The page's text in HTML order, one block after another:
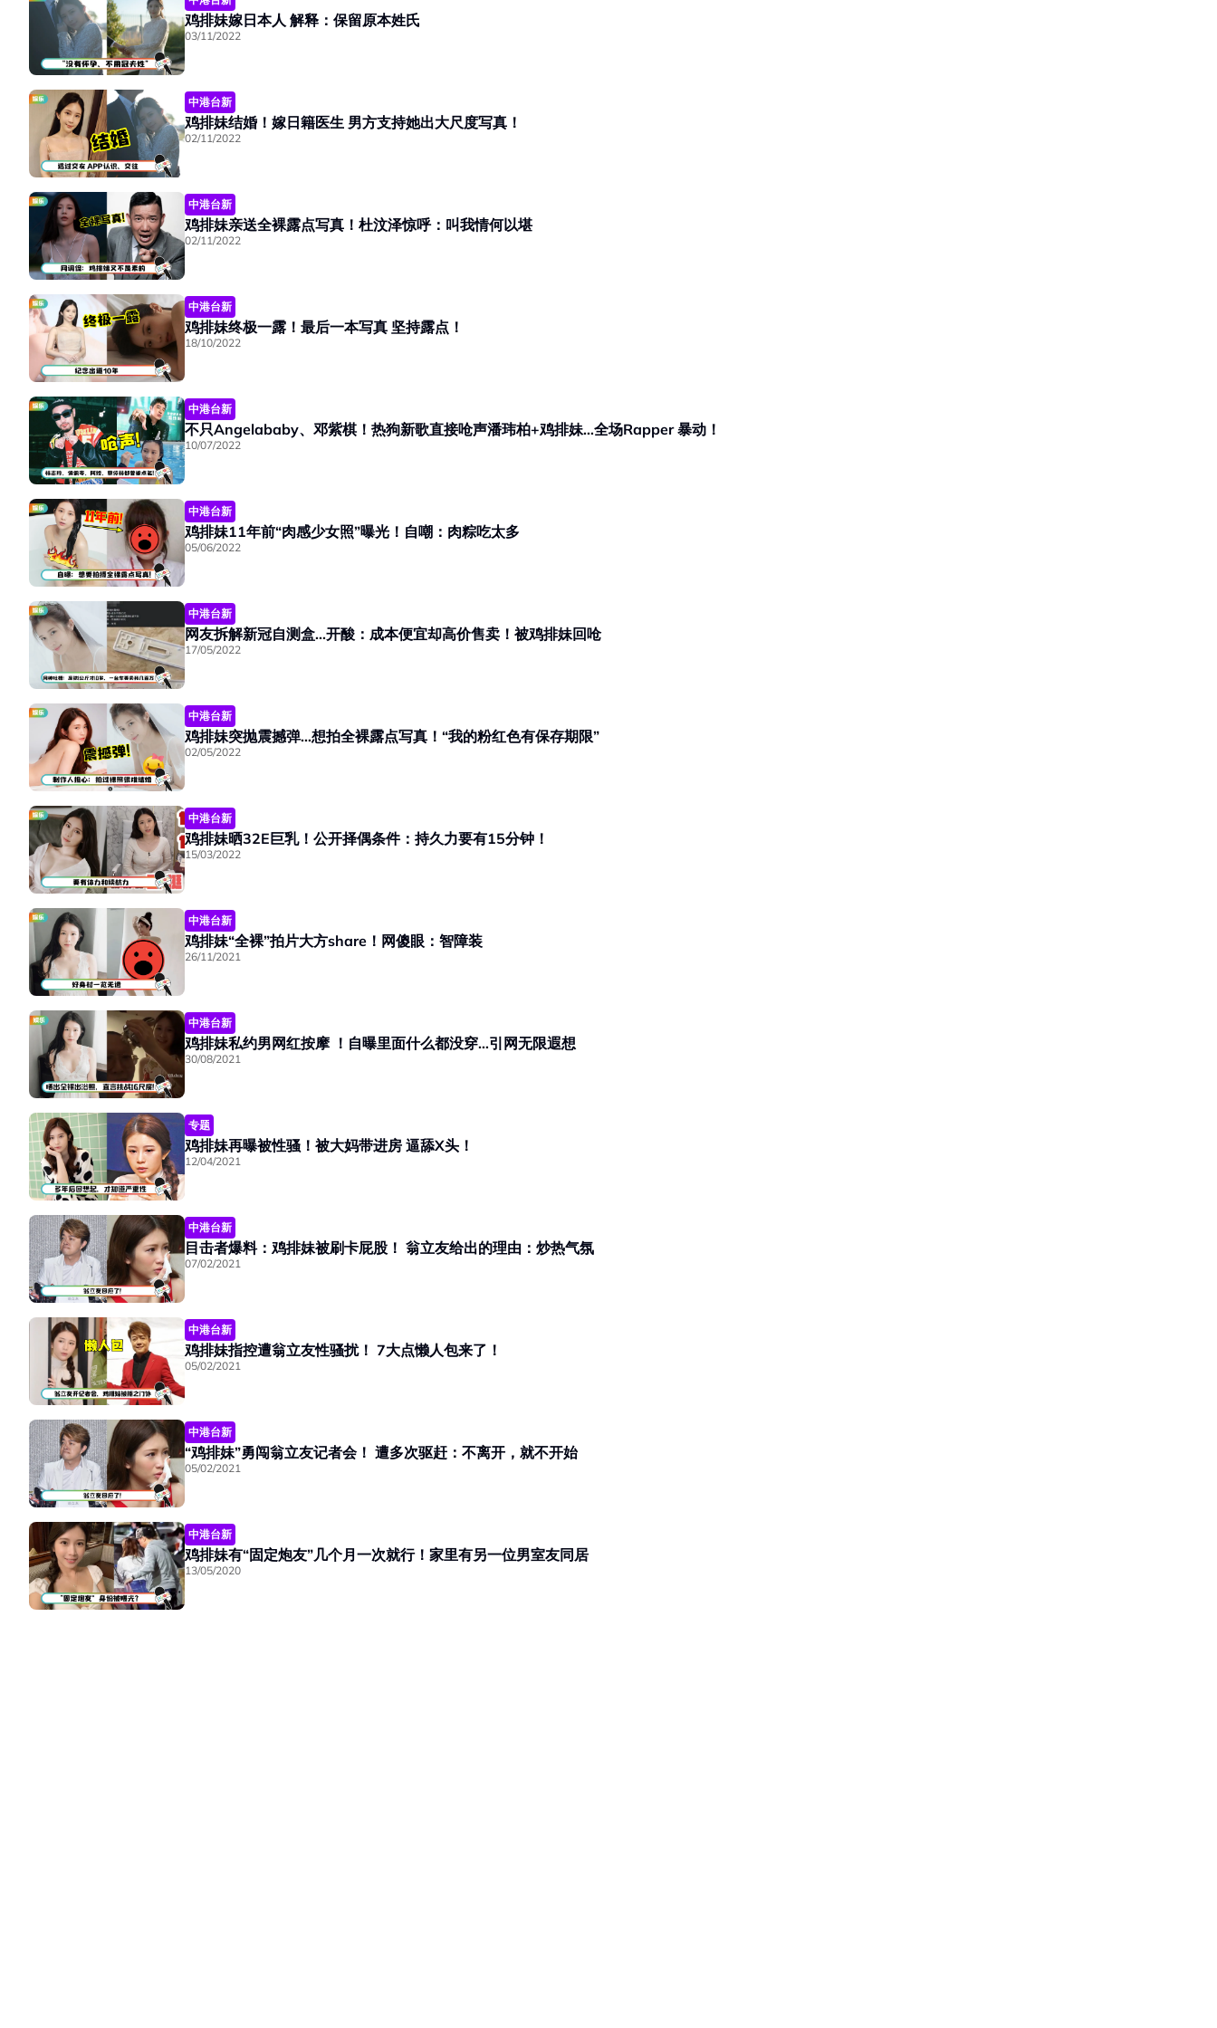
鸡排妹嫁日本人 解释：保留原本姓氏
03/11/2022
中港台新
鸡排妹结婚！嫁日籍医生 男方支持她出大尺度写真！
02/11/2022
中港台新
鸡排妹亲送全裸露点写真！杜汶泽惊呼：叫我情何以堪
02/11/2022
中港台新
鸡排妹终极一露！最后一本写真 坚持露点！
18/10/2022
中港台新
不只Angelababy、邓紫棋！热狗新歌直接呛声潘玮柏+鸡排妹…全场Rapper 暴动！
10/07/2022
中港台新
鸡排妹11年前“肉感少女照”曝光！自嘲：肉粽吃太多
05/06/2022
中港台新
网友拆解新冠自测盒...开酸：成本便宜却高价售卖！被鸡排妹回呛
17/05/2022
中港台新
鸡排妹突抛震撼弹…想拍全裸露点写真！“我的粉红色有保存期限”
02/05/2022
中港台新
鸡排妹晒32E巨乳！公开择偶条件：持久力要有15分钟！
15/03/2022
中港台新
鸡排妹“全裸”拍片大方share！网傻眼：智障装
26/11/2021
中港台新
鸡排妹私约男网红按摩 ！自曝里面什么都没穿…引网无限遐想
30/08/2021
专题
鸡排妹再曝被性骚！被大妈带进房 逼舔X头！
12/04/2021
中港台新
目击者爆料：鸡排妹被刷卡屁股！ 翁立友给出的理由：炒热气氛
07/02/2021
中港台新
鸡排妹指控遭翁立友性骚扰！ 7大点懒人包来了！
05/02/2021
中港台新
“鸡排妹”勇闯翁立友记者会！ 遭多次驱赶：不离开，就不开始
05/02/2021
中港台新
鸡排妹有“固定炮友”几个月一次就行！家里有另一位男室友同居
13/05/2020